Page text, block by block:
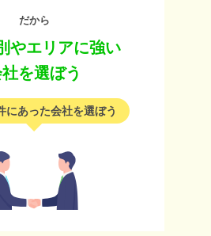
だから
やエリアに強い
を選ぼう
にあった会社を選ぼう